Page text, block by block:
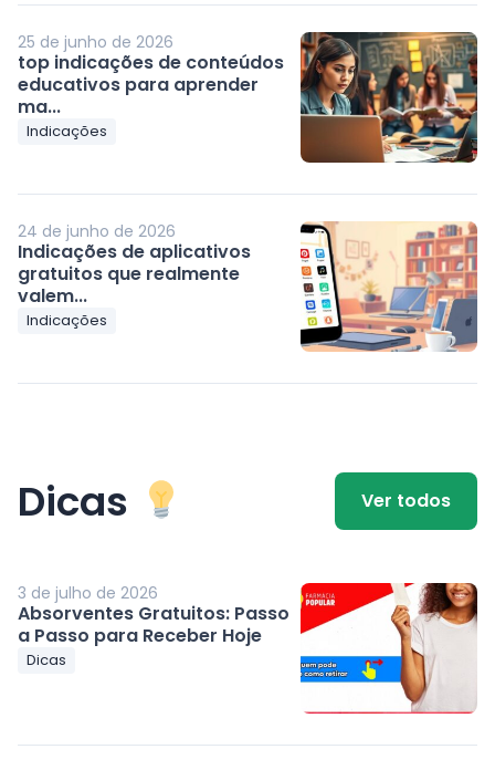
25 de junho de 2026
top indicações de conteúdos
educativos para aprender
ma...
Indicações
24 de junho de 2026
Indicações de aplicativos
gratuitos que realmente
valem...
Indicações
Dicas Ver todos
3 de julho de 2026
Absorventes Gratuitos: Passo
a Passo para Receber Hoje
Dicas